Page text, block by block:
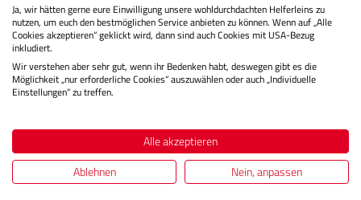
Drop Pocket
Nicht Lagernd
Ja, wir hätten gerne eure Einwilligung unsere wohldurchdachten Helferleins zu
nutzen, um euch den bestmöglichen Service anbieten zu können. Wenn auf „Alle
Cookies akzeptieren“ geklickt wird, dann sind auch Cookies mit USA-Bezug
inkludiert.
Wir verstehen aber sehr gut, wenn ihr Bedenken habt, deswegen gibt es die
Möglichkeit „nur erforderliche Cookies“ auszuwählen oder auch „Individuelle
Einstellungen“ zu treffen.
Alle akzeptieren
Ablehnen
Nein, anpassen